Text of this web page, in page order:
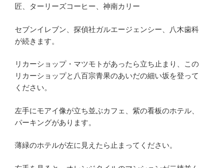
匠、ターリーズコーヒー、神南カリー
セブンイレブン、探偵社ガルエージェンシー、八木歯科
が続きます。
リカーショップ・マツモトがあったら立ち止まり、この
リカーショップと八百宗青果のあいだの細い坂を登って
ください。
左手にモアイ像が立ち並ぶカフェ、紫の看板のホテル、
パーキングがあります。
薄緑のホテルが左に見えたら止まってください。